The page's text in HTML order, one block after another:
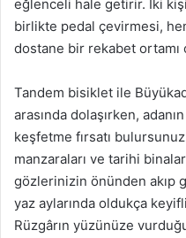
eğlenceli hale getirir. İki
birlikte pedal çevirmesi,
dostane bir rekabet ortamı
Tandem bisiklet ile
arasında dolaşırken,
keşfetme fırsatı
manzaraları ve tarihi
gözlerinizin önünden akıp
yaz aylarında oldukça
Rüzgârın yüzünüze